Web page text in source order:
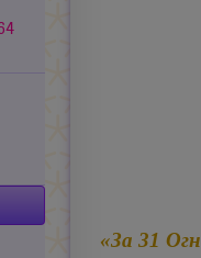
«За 31